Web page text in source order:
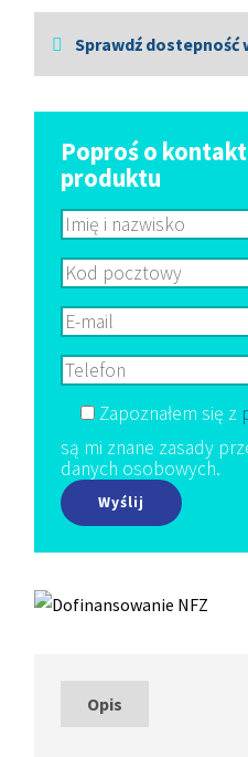
Sprawdź dostepność
Poproś o
produktu
Zapoznałem się z
są mi znane zasady
danych osobowych.
Opis